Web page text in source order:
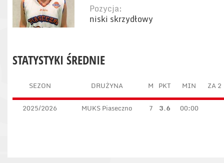
Pozycja:
niski skrzydłowy
STATYSTYKI ŚREDNIE
SEZON DRUŻYNA M PKT MIN ZA 2
2025/2026 MUKS Piaseczno 7 3.6 00:00